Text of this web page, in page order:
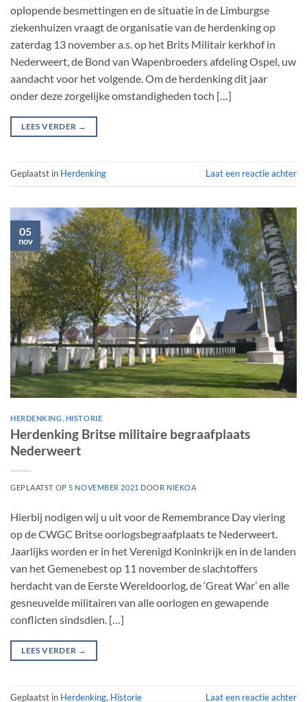
oplopende besmettingen en de situatie in de Limburgse
ziekenhuizen vraagt de organisatie van de herdenking op
zaterdag 13 november a.s. op het Brits Militair kerkhof in
Nederweert, de Bond van Wapenbroeders afdeling Ospel, uw
aandacht voor het volgende. Om de herdenking dit jaar
onder deze zorgelijke omstandigheden toch […]
LEES VERDER →
Geplaatst in Herdenking Laat een reactie achter
05
nov
HERDENKING HISTORIE
Herdenking Britse militaire begraafplaats
Nederweert
GEPLAATST OP 5 NOVEMBER 2021 DOOR NIEKOA
Hierbij nodigen wij u uit voor de Remembrance Day viering
op de CWGC Britse oorlogsbegraafplaats te Nederweert.
Jaarlijks worden er in het Verenigd Koninkrijk en in de landen
van het Gemenebest op 11 november de slachtoffers
herdacht van de Eerste Wereldoorlog, de ‘Great War’ en alle
gesneuvelde militairen van alle oorlogen en gewapende
conflicten sindsdien. […]
LEES VERDER →
Geplaatst in Herdenking, Historie Laat een reactie achter